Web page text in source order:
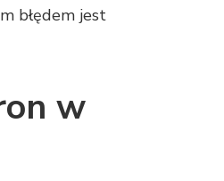
błędem jest
w